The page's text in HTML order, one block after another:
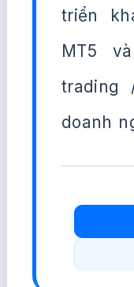
triển
MT5
trading
doanh